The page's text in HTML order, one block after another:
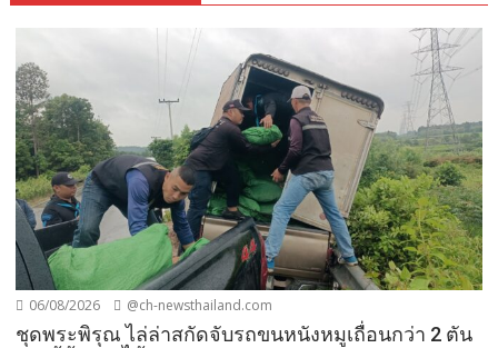
06/08/2026 @ch-newsthailand.com
ชุดพระพิรุณ ไล่ล่าสกัดจับรถขนหนังหมูเถื่อนกว่า 2 ตัน